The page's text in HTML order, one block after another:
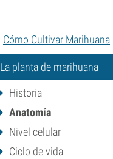
Cómo Cultivar Marihuana
La planta de marihuana
Historia
Anatomía
Nivel celular
Ciclo de vida